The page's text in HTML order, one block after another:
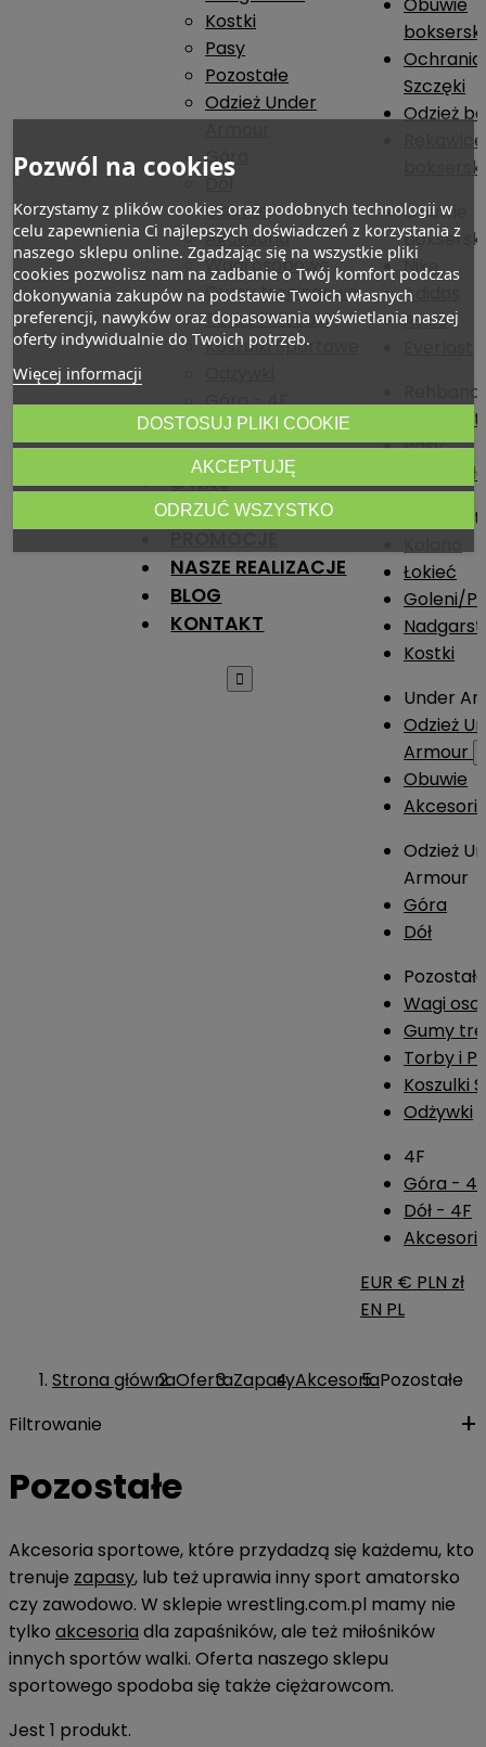
Kostki
Pasy
Pozostałe
Odzież Under
Góra
Dół
Obuwie
Akcesoria
Wagi osobowe
Gumy treningowe
Torby i Plecaki
Koszulki Sportowe
Góra - 4F
Dół - 4F
Akcesoria - 4F
O NAS
NADRUKI
NASZE REALIZACJE
BLOG
KONTAKT

Szczęki
Odzież
Rękawice
Obuwie
Nike
Adidas
Asics
Rehband
Pasy
Łokieć
Goleni/
Kostki
Under
Odzież
Armour
Obuwie
Odzież
Armour
Góra
Dół
Wagi
Gumy
Torby i
Koszulki
Odżywki
4F
Góra -
Dół - 4F
EUR € PLN zł
EN PL
Strona głównaOfertaZapasyAkcesoriaPozostałe
Filtrowanie
Pozostałe
Akcesoria sportowe, które przydadzą się każdemu, kto
trenuje zapasy, lub też uprawia inny sport amatorsko
czy zawodowo. W sklepie wrestling.com.pl mamy nie
tylko akcesoria dla zapaśników, ale też miłośników
innych sportów walki. Oferta naszego sklepu
sportowego spodoba się także ciężarowcom.
Jest 1 produkt.
Pozwól na cookies
Korzystamy z plików cookies oraz podobnych technologii w
celu zapewnienia Ci najlepszych doświadczeń z korzystania z
naszego sklepu online. Zgadzając się na wszystkie pliki
cookies pozwolisz nam na zadbanie o Twój komfort podczas
dokonywania zakupów na podstawie Twoich własnych
preferencji, nawyków oraz dopasowania wyświetlania naszej
oferty indywidualnie do Twoich potrzeb.
Więcej informacji
DOSTOSUJ PLIKI COOKIE
ODRZUĆ WSZYSTKO
AKCEPTUJĘ